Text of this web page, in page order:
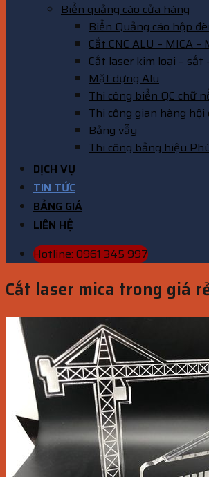
Biển quảng cáo cửa hàng
Biển Quảng cáo hộp
Cắt CNC ALU – MICA –
Cắt laser kim loại – sắt
Mặt dựng Alu
Thi công biển QC chữ
Thi công gian hàng hội
Bảng vẫy
Thi công bảng hiệu
DỊCH VỤ
TIN TỨC
BẢNG GIÁ
LIÊN HỆ
Hotline: 0961 345 997
Cắt laser mica trong giá